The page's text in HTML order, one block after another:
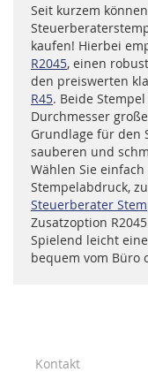
Seit kurzem
kaufen! Hierbei
R2045, einen
den preiswerten
R45. Beide
Durchmesser
Grundlage für den
sauberen und
Wählen Sie
Stempelabdruck,
Steuerberater
Zusatzoption
Spielend leicht
bequem vom Büro
Kontakt